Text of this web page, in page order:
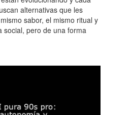
alternativas que les
sabor, el mismo ritual y
social, pero de una forma